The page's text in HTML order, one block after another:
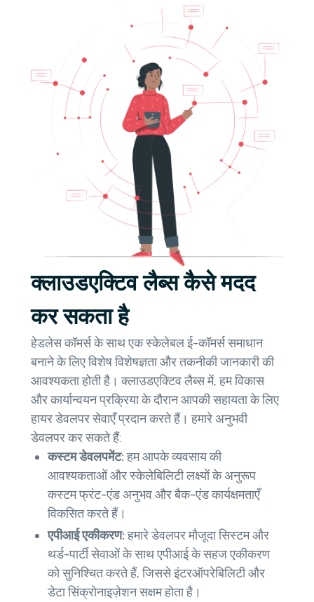
क्लाउडएक्टिव लैब्स कैसे मदद
कर सकता है
हेडलेस कॉमर्स के साथ एक स्केलेबल ई-कॉमर्स समाधान
बनाने के लिए विशेष विशेषज्ञता और तकनीकी जानकारी की
आवश्यकता होती है। क्लाउडएक्टिव लैब्स में, हम विकास
और कार्यान्वयन प्रक्रिया के दौरान आपकी सहायता के लिए
हायर डेवलपर सेवाएँ प्रदान करते हैं। हमारे अनुभवी
डेवलपर कर सकते हैं:
कस्टम डेवलपमेंट:हम आपके व्यवसाय की
आवश्यकताओं और स्केलेबिलिटी लक्ष्यों के अनुरूप
कस्टम फ्रंट-एंड अनुभव और बैक-एंड कार्यक्षमताएँ
विकसित करते हैं।
एपीआई एकीकरण:हमारे डेवलपर मौजूदा सिस्टम और
थर्ड-पार्टी सेवाओं के साथ एपीआई के सहज एकीकरण
को सुनिश्चित करते हैं, जिससे इंटरऑपरेबिलिटी और
डेटा सिंक्रोनाइज़ेशन सक्षम होता है।